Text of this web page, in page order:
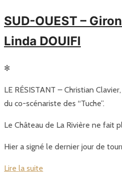
SUD-OUEST –
Linda DOUIFI
✻
LE RÉSISTANT – Christian
du co-scénariste des “Tuche”.
Le Château de La Rivière ne fait
Hier a signé le dernier jour de
Lire la suite